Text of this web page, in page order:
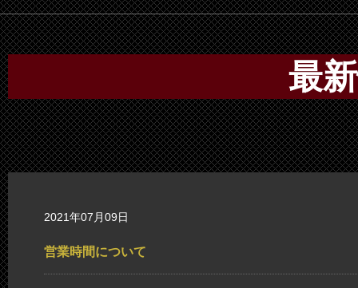
最
2021年07月09日
営業時間について